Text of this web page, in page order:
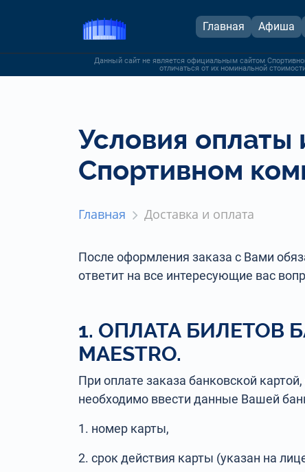
Главная Афиша
Данный сайт не является официальным сайтом
отличаться от их номинальной
Условия оплаты
Спортивном
Главная Доставка и оплата
После оформления заказа с Вами
ответит на все интересующие вас
1. ОПЛАТА БИЛЕТОВ
MAESTRO.
При оплате заказа банковской
необходимо ввести данные Вашей
1. номер карты,
2. срок действия карты (указан на